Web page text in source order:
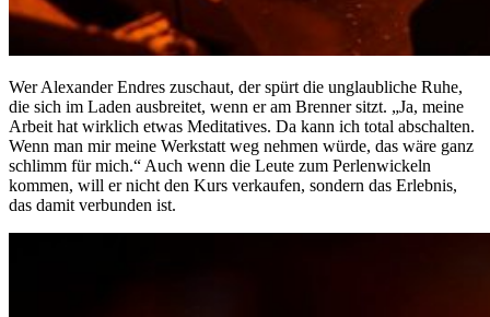
Wer Alexander Endres zuschaut, der spürt die unglaubliche Ruhe,
die sich im Laden ausbreitet, wenn er am Brenner sitzt. „Ja, meine
Arbeit hat wirklich etwas Meditatives. Da kann ich total abschalten.
Wenn man mir meine Werkstatt weg nehmen würde, das wäre ganz
schlimm für mich.“ Auch wenn die Leute zum Perlenwickeln
kommen, will er nicht den Kurs verkaufen, sondern das Erlebnis,
das damit verbunden ist.